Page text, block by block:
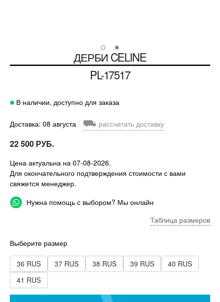
ДЕРБИ CELINE
PL-17517
В наличии, доступно для заказа
Доставка: 08 августа ⛟ рассчитать доставку
22 500 РУБ.
Цена актуальна на 07-08-2026.
Для окончательного подтверждения стоимости с вами
свяжется менеджер.
Нужна помощь с выбором? Мы онлайн
Таблица размеров
Выберите размер
36 RUS 37 RUS 38 RUS 39 RUS
40 RUS
41 RUS